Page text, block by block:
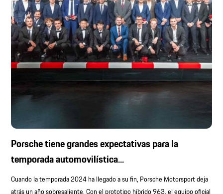
Porsche tiene grandes expectativas para la
temporada automovilística...
Cuando la temporada 2024 ha llegado a su fin, Porsche Motorsport deja
atrás un año sobresaliente. Con el prototipo híbrido 963, el equipo oficial